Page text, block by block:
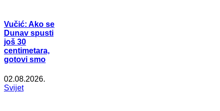
Vučić: Ako se
Dunav spusti
još 30
centimetara,
gotovi smo
02.08.2026.
Svijet